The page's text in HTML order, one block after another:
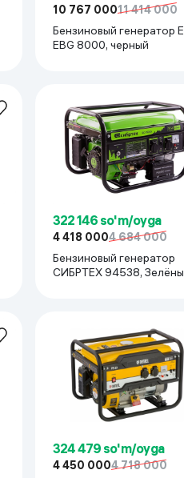
10 767 00011 414 000
Бензиновый генератор
EBG 8000, черный
322 146 so'm/oyga
4 418 0004 684 000
Бензиновый генератор
СИБРТЕХ 94538,
324 479 so'm/oyga
4 450 0004 718 000